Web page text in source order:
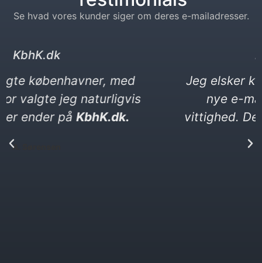
Se hvad vores kunder siger om deres e-mailadresser.
Jeg elsker kebab og vittigheder. Min
nye e-mail må gerne være en
vittighed. Den ender på kebabser. dk​